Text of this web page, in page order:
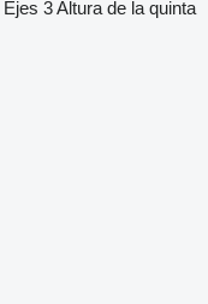
Ejes 3Altura de la quinta